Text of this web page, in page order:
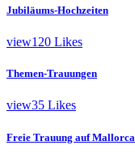
Jubiläums-Hochzeiten
view120 Likes
Themen-Trauungen
view35 Likes
Freie Trauung auf Mallorca